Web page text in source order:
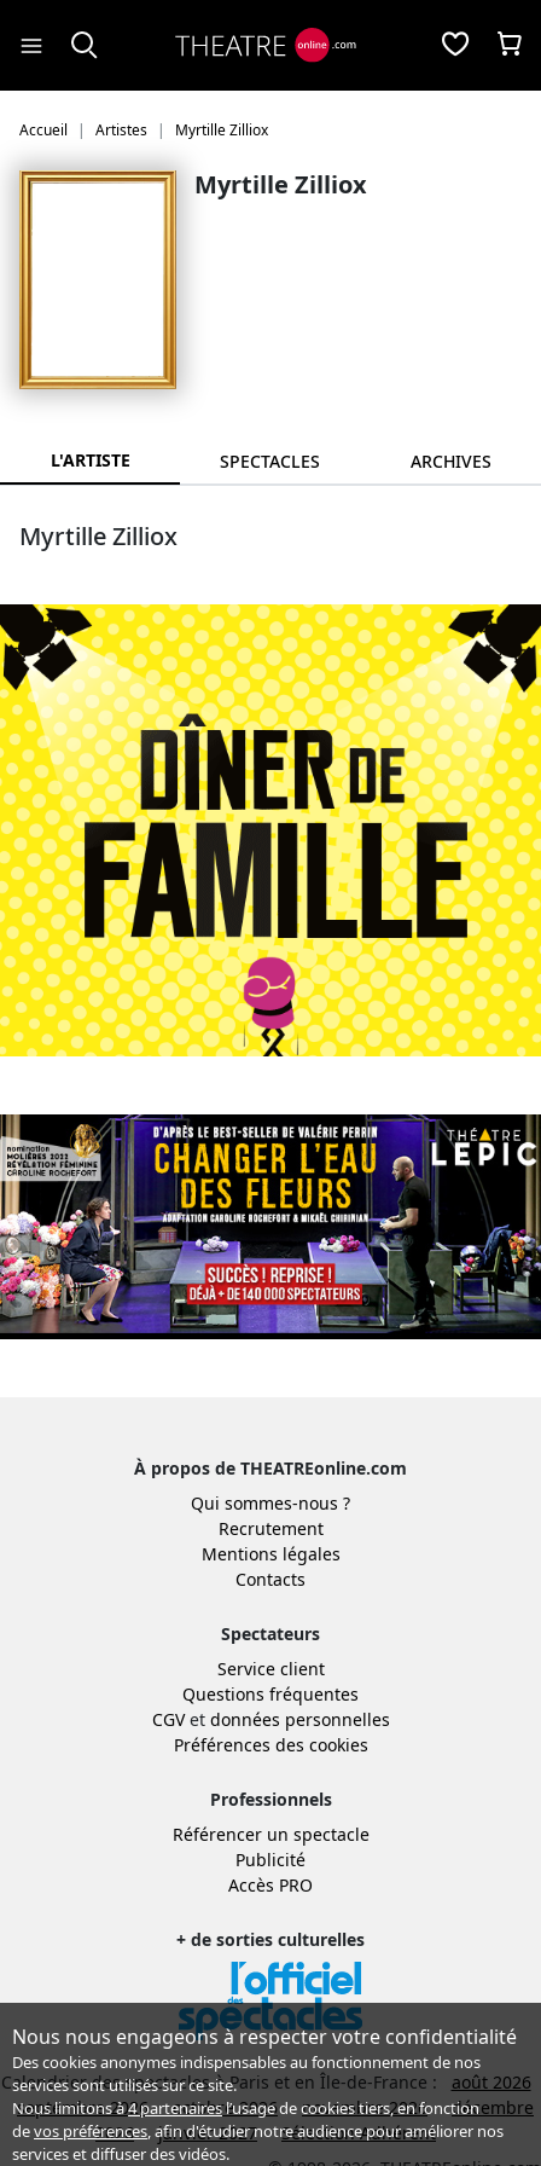
Accueil Artistes Myrtille Zilliox
Myrtille Zilliox
L'ARTISTE SPECTACLES ARCHIVES
Myrtille Zilliox
À propos de THEATREonline.com
Qui sommes-nous ?
Recrutement
Mentions légales
Contacts
Spectateurs
Service client
Questions fréquentes
CGVet données personnelles
Préférences des cookies
Professionnels
Référencer un spectacle
Publicité
Accès PRO
+ de sorties culturelles
Calendrier des spectacles à Paris et en Île-de-France :
août 2026
septembre 2026
octobre 2026 novembre 2026
décembre
2026
janvier 2027
Sélection Adhérent
Nous nous engageons à respecter votre confidentialité
Des cookies anonymes indispensables au fonctionnement de nos
services sont utilisés sur ce site.
Nous limitons à4 partenairesl’usage de cookies tiers, en fonction
devos préférences, afin d'étudier notre audience pour améliorer nos
services et diffuser des vidéos.